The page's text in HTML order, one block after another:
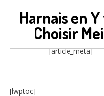
Harnais en
Choisir
[article_meta]
[lwptoc]